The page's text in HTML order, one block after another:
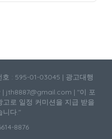
: 595-01-03045 | 광고대행
| jth8887@gmail.com | "이 포
로 일정 커미션을 지급 받을
니다."
8876